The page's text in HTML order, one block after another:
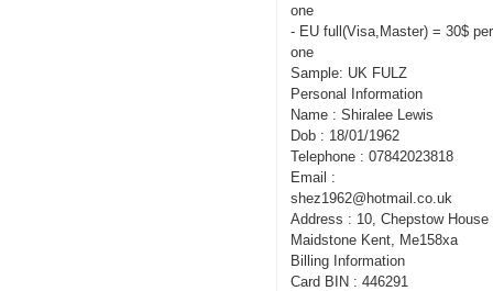
one
- EU full(Visa,Master) = 30$ per
one
Sample: UK FULZ
Personal Information
Name : Shiralee Lewis
Dob : 18/01/1962
Telephone : 07842023818
Email :
shez1962@hotmail.co.uk
Address : 10, Chepstow House
Maidstone Kent, Me158xa
Billing Information
Card BIN : 446291